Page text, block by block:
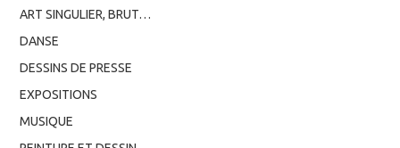
ART SINGULIER, BRUT…
DANSE
DESSINS DE PRESSE
EXPOSITIONS
MUSIQUE